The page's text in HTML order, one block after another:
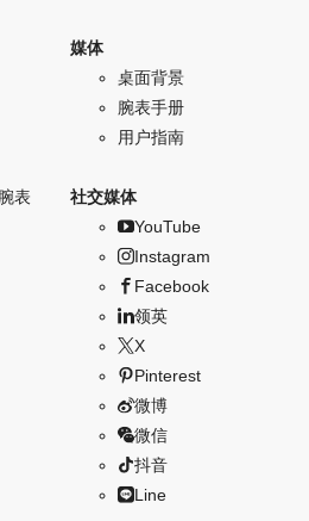
表
媒体
桌面背景
腕表手册
用户指南
社交媒体
YouTube
Instagram
Facebook
领英
X
Pinterest
微博
微信
抖音
Line